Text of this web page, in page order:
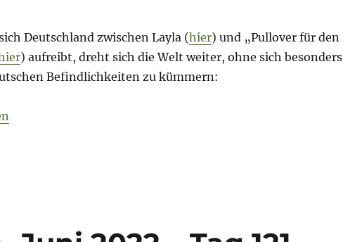
Deutschland zwischen Layla (hier) und „Pullover für den
) aufreibt, dreht sich die Welt weiter, ohne sich besonders
Befindlichkeiten zu kümmern:
– 14. Juli 2022 – Tag 141“